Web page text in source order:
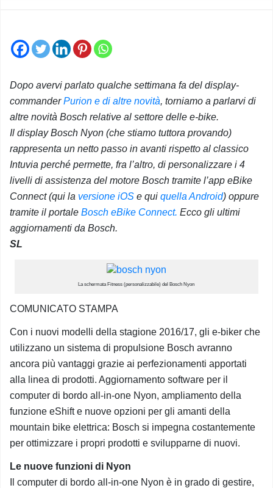
Dopo avervi parlato qualche settimana fa del display-
commanderPurion e di altre novità, torniamo a parlarvi di
altre novità Bosch relative al settore delle e-bike.
Il display Bosch Nyon (che stiamo tuttora provando)
rappresenta un netto passo in avanti rispetto al classico
Intuvia perché permette, fra l’altro, di personalizzare i 4
livelli di assistenza del motore Bosch tramite l’app eBike
Connect (qui la versione iOS e qui quella Android) oppure
tramite il portale Bosch eBike Connect. Ecco gli ultimi
aggiornamenti da Bosch.
SL
La schermata Fitness (personalizzabile) del Bosch Nyon
COMUNICATO STAMPA
Con i nuovi modelli della stagione 2016/17, gli e-biker che
utilizzano un sistema di propulsione Bosch avranno
ancora più vantaggi grazie ai perfezionamenti apportati
alla linea di prodotti. Aggiornamento software per il
computer di bordo all-in-one Nyon, ampliamento della
funzione eShift e nuove opzioni per gli amanti della
mountain bike elettrica: Bosch si impegna costantemente
per ottimizzare i propri prodotti e svilupparne di nuovi.
Le nuove funzioni di Nyon
Il computer di bordo all-in-one Nyon è in grado di gestire,